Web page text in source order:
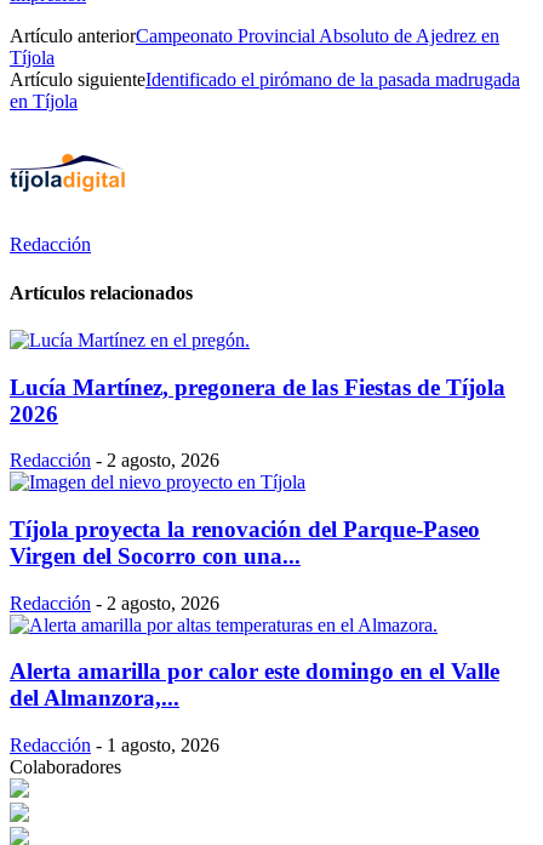
Artículo anteriorCampeonato Provincial Absoluto de Ajedrez en
Tíjola
Artículo siguienteIdentificado el pirómano de la pasada madrugada
en Tíjola
Redacción
Artículos relacionados
Lucía Martínez, pregonera de las Fiestas de Tíjola
2026
Redacción - 2 agosto, 2026
Tíjola proyecta la renovación del Parque-Paseo
Virgen del Socorro con una...
Redacción - 2 agosto, 2026
Alerta amarilla por calor este domingo en el Valle
del Almanzora,...
Redacción - 1 agosto, 2026
Colaboradores